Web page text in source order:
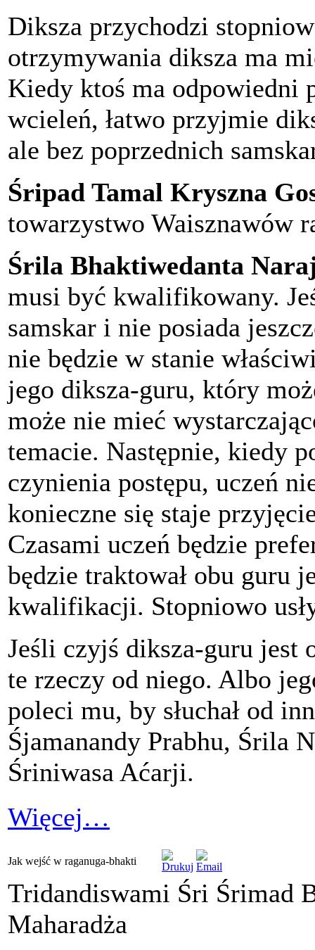
Diksza przychodzi
otrzymywania diksza ma
Kiedy ktoś ma odpowiedni
wcieleń, łatwo przyjmie
ale bez poprzednich
Śripad Tamal Kryszna
towarzystwo Waisznawów
Śrila Bhaktiwedanta
musi być kwalifikowany.
samskar i nie posiada
nie będzie w stanie
jego diksza-guru, który
może nie mieć
temacie. Następnie, kiedy
czynienia postępu, uczeń
konieczne się staje
Czasami uczeń będzie
będzie traktował obu guru
kwalifikacji. Stopniowo
Jeśli czyjś diksza-guru jest
te rzeczy od niego. Albo
poleci mu, by słuchał od
Śjamanandy Prabhu, Śrila
Śriniwasa Aćarji.
Więcej…
Jak wejść w raganuga-bhakti
Tridandiswami Śri Śrimad
Maharadża